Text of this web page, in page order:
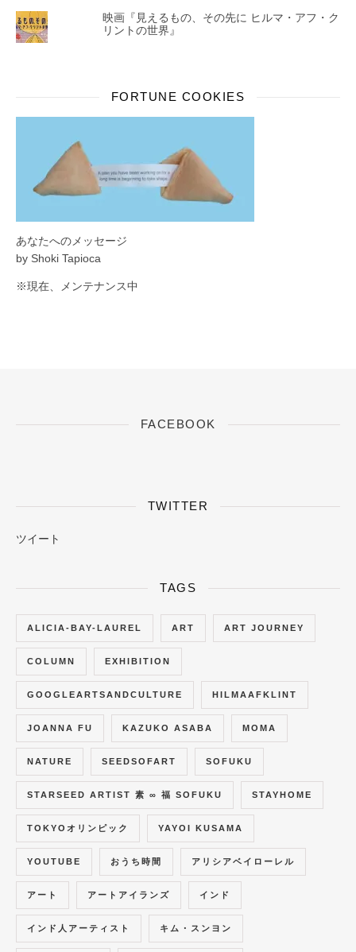
映画『見えるもの、その先に ヒルマ・アフ・ク
リントの世界』
FORTUNE COOKIES
あなたへのメッセージ
by Shoki Tapioca
※現在、メンテナンス中
FACEBOOK
TWITTER
ツイート
TAGS
ALICIA-BAY-LAUREL ART ART JOURNEY
COLUMN EXHIBITION
GOOGLEARTSANDCULTURE HILMAAFKLINT
JOANNA FU KAZUKO ASABA MOMA
NATURE SEEDSOFART SOFUKU
STARSEED ARTIST 素 ∞ 福 SOFUKU STAYHOME
TOKYOオリンピック YAYOI KUSAMA
YOUTUBE おうち時間 アリシアベイローレル
アート アートアイランズ インド
インド人アーティスト キム・スンヨン